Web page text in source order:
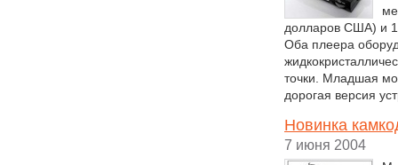
долларов США) и
Оба плеера
точки. Младшая
дорогая версия
Новинка
7 июня 2004